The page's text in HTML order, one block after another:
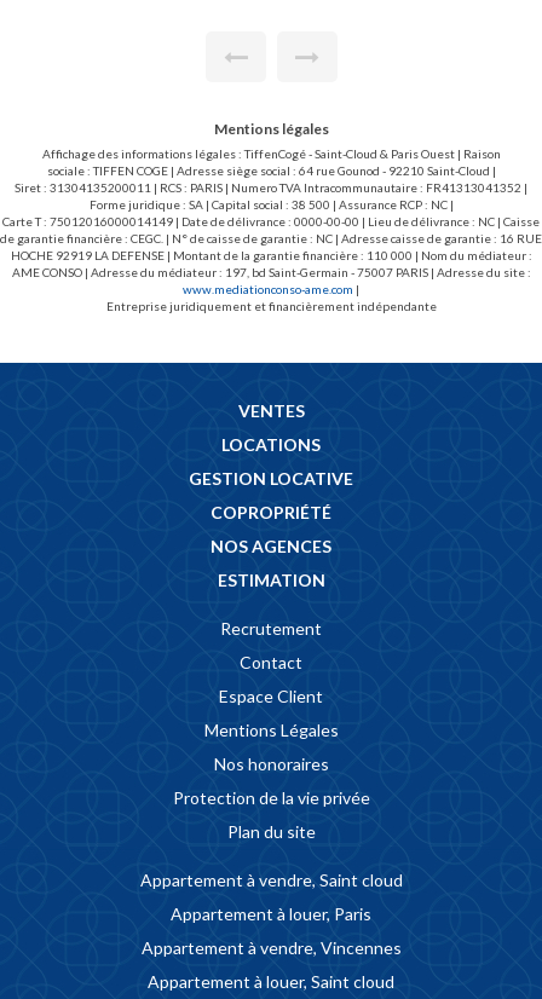
commodités. Une cave en sous-sol complète ce bien
Mentions légales
Affichage des informations légales : TiffenCogé - Saint-Cloud & Paris Ouest | Raison
sociale : TIFFEN COGE | Adresse siège social : 64 rue Gounod - 92210 Saint-Cloud |
Siret : 31304135200011 | RCS : PARIS | Numero TVA Intracommunautaire : FR41313041352 |
Forme juridique : SA | Capital social : 38 500 | Assurance RCP : NC |
Carte T : 75012016000014149 | Date de délivrance : 0000-00-00 | Lieu de délivrance : NC | Caisse
de garantie financière : CEGC. | N° de caisse de garantie : NC | Adresse caisse de garantie : 16 RUE
HOCHE 92919 LA DEFENSE | Montant de la garantie financière : 110 000 | Nom du médiateur :
AME CONSO | Adresse du médiateur : 197, bd Saint-Germain - 75007 PARIS | Adresse du site :
www.mediationconso-ame.com |
Entreprise juridiquement et financièrement indépendante
VENTES
LOCATIONS
GESTION LOCATIVE
COPROPRIÉTÉ
NOS AGENCES
ESTIMATION
Recrutement
Contact
Espace Client
Mentions Légales
Nos honoraires
Protection de la vie privée
Plan du site
Appartement à vendre, Saint cloud
Appartement à louer, Paris
Appartement à vendre, Vincennes
Appartement à louer, Saint cloud